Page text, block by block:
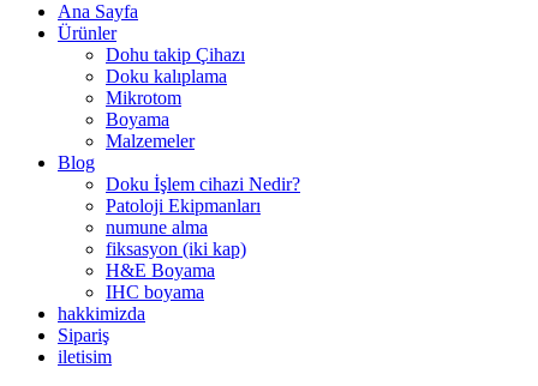
Ana Sayfa
Ürünler
Dohu takip Çihazı
Doku kalıplama
Mikrotom
Boyama
Malzemeler
Blog
Doku İşlem cihazi Nedir?
Patoloji Ekipmanları
numune alma
fiksasyon (iki kap)
H&E Boyama
IHC boyama
hakkimizda
Sipariş
iletisim